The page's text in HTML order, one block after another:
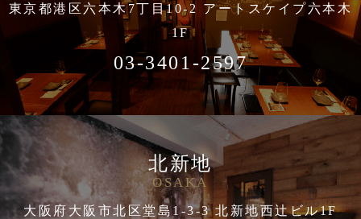
東京都港区六本木7丁目10-2 アートスケイプ六本木
1F
03-3401-2597
北新地
OSAKA
大阪府大阪市北区堂島1-3-3 北新地西辻ビル1F